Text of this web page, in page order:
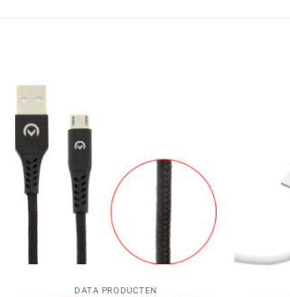
+
DATA PRODUCTEN
+